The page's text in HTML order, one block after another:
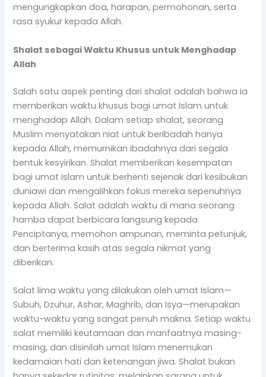
mengungkapkan doa, harapan, permohonan, serta
rasa syukur kepada Allah.
Shalat sebagai Waktu Khusus untuk Menghadap
Allah
Salah satu aspek penting dari shalat adalah bahwa ia
memberikan waktu khusus bagi umat Islam untuk
menghadap Allah. Dalam setiap shalat, seorang
Muslim menyatakan niat untuk beribadah hanya
kepada Allah, memurnikan ibadahnya dari segala
bentuk kesyirikan. Shalat memberikan kesempatan
bagi umat Islam untuk berhenti sejenak dari kesibukan
duniawi dan mengalihkan fokus mereka sepenuhnya
kepada Allah. Salat adalah waktu di mana seorang
hamba dapat berbicara langsung kepada
Penciptanya, memohon ampunan, meminta petunjuk,
dan berterima kasih atas segala nikmat yang
diberikan.
Salat lima waktu yang dilakukan oleh umat Islam—
Subuh, Dzuhur, Ashar, Maghrib, dan Isya—merupakan
waktu-waktu yang sangat penuh makna. Setiap waktu
salat memiliki keutamaan dan manfaatnya masing-
masing, dan disinilah umat Islam menemukan
kedamaian hati dan ketenangan jiwa. Shalat bukan